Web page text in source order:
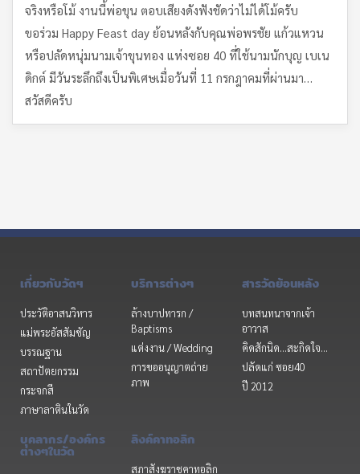
จริงหรือโม้ งานนี้พ่อขุน ตอบเสียงดังฟังชัดว่าไม่ได้โม้ครับ
ขอร่วม Happy Feast day ย้อนหลังกับคุณพ่อพรชัย แก้วแหวน
หรือปลัดหนุ่มนามเจ้าขุนทอง แห่งซอย 40 ที่ใช้นามนักบุญ เบเน
ดิกต์ มีวันระลึกถึงเป็นพิเศษเมื่อวันที่ 11 กรกฎาคมที่ผ่านมา…
สวัสดีครับ
เกี่ยวกับวัดฯ
ประวัติอาสนวิหาร
แม่พระอัสสัมชัญ
บรรณฐาน
สถาปัตยกรรม
กระจกสี
ภาษาลาตินในวัด
บริการต่างๆ
ล้างบาปทารก /
Baptisms
แต่งงาน / Wedding
การขออนุญาตถ่าย
ภาพ
สารวัดย้อนหลัง
บทสนทนาจากเจ้า
อาวาส
คิดสักนิด...สะกิดใจ...
ปลัดแก่ ซอย40
ปี 2012
บุคลากร/องค์กร
ต่างๆในวัด
ลิงค์คาทอลิก
สภาสังฆราชคาทอลิก